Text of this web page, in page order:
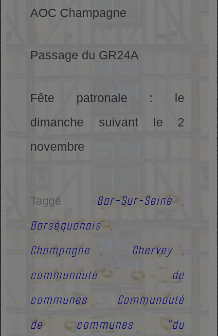
AOC Champagne
Passage du GR24A
Fête patronale : le
dimanche suivant le 2
novembre
Taggé Bar-Sur-Seine ,
Barséquanais ,
Champagne , Chervey ,
communauté de
communes
, Communauté
de communes "du